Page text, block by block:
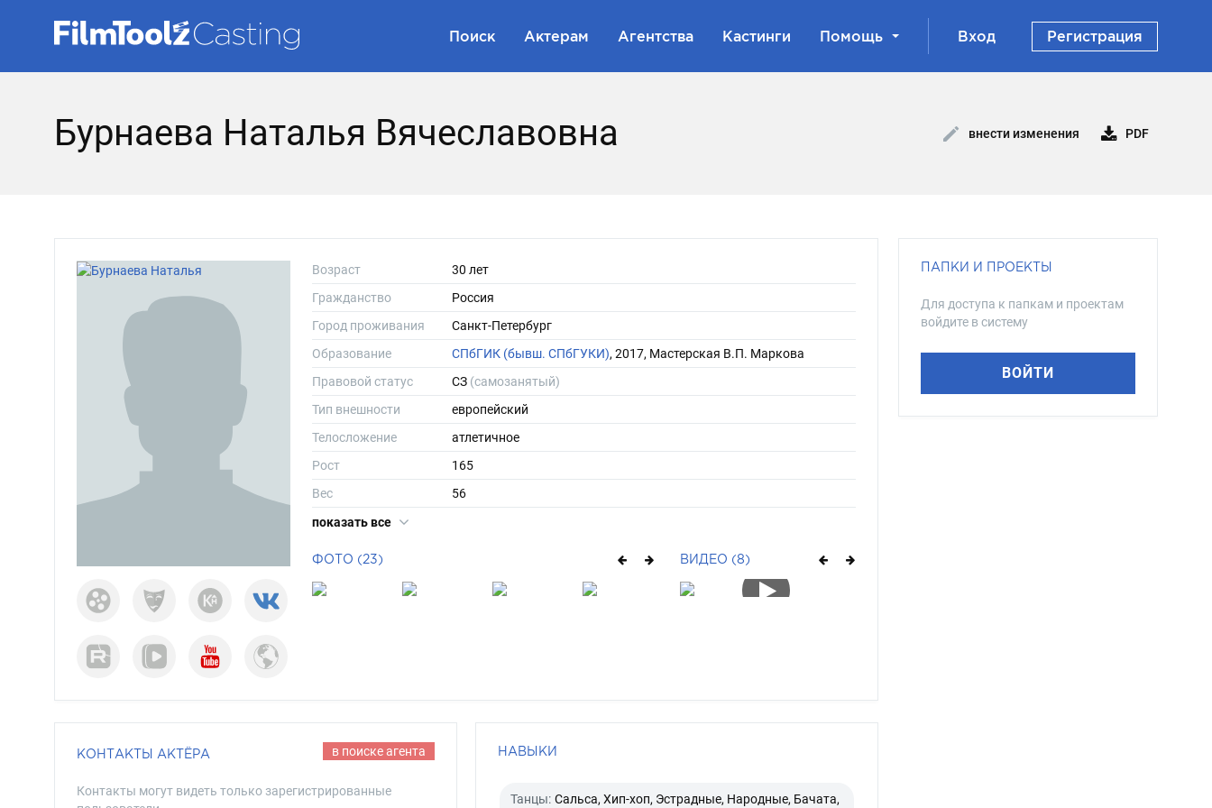
Поиск Актерам Агентства Кастинги Помощь Вход Регистрация
Бурнаева Наталья Вячеславовна внести изменения PDF
Возраст
30 лет
Гражданство
Россия
Город проживания
Санкт-Петербург
Образование
СПбГИК (бывш. СПбГУКИ), 2017, Мастерская В.П. Маркова
Правовой статус
СЗ (самозанятый)
Тип внешности
европейский
Телосложение
атлетичное
Рост
165
Вес
56
Размер одежды
показать все
ФОТО (23) ВИДЕО (8)
КОНТАКТЫ АКТЁРА в поиске агента
Контакты могут видеть только зарегистрированные
НАВЫКИ
Танцы: Сальса, Хип-хоп, Эстрадные, Народные, Бачата,
ПАПКИ И ПРОЕКТЫ
Для доступа к папкам и проектам
войдите в систему
ВОЙТИ